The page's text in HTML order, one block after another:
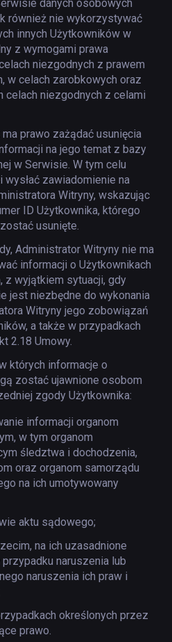
danych osobowych
również nie wykorzystywać
innych Użytkowników w
z wymogami prawa
niezgodnych z prawem
w celach zarobkowych oraz
celach niezgodnych z celami
prawo zażądać usunięcia
na jego temat z bazy
w Serwisie. W tym celu
wysłać zawiadomienie na
Witryny, wskazując
ID Użytkownika, którego
usunięte.
Administrator Witryny nie ma
informacji o Użytkownikach
z wyjątkiem sytuacji, gdy
jest niezbędne do wykonania
Witryny jego zobowiązań
a także w przypadkach
2.18 Umowy.
których informacje o
zostać ujawnione osobom
zgody Użytkownika:
informacji organom
w tym organom
śledztwa i dochodzenia,
oraz organom samorządu
na ich umotywowany
aktu sądowego;
na ich uzasadnione
naruszenia lub
naruszenia ich praw i
określonych przez
prawo.